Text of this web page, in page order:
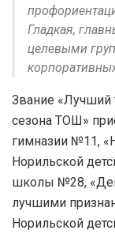
Гладкая,
целевыми
Звание «Лучший
сезона ТОШ»
гимназии №11,
Норильской
школы №28,
лучшими
Норильской